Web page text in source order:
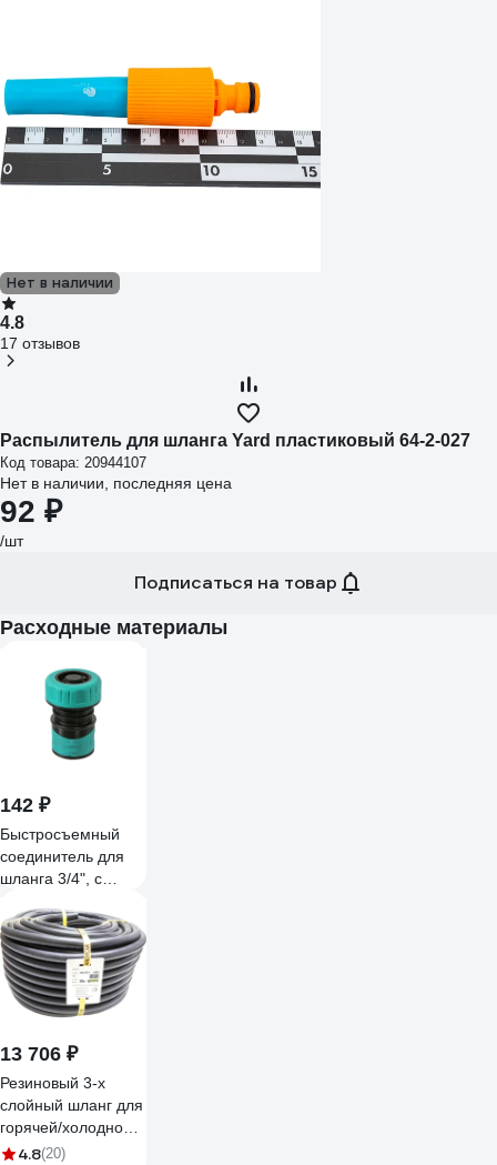
Нет в наличии
4.8
17 отзывов
Распылитель для шланга Yard пластиковый 64-2-027
Код товара: 20944107
Нет в наличии, последняя цена
92 ₽
/шт
Подписаться на товар
Расходные материалы
142 ₽
Быстросъемный
соединитель для
шланга 3/4", с
3015-21-3/4ASPR
13 706 ₽
Резиновый 3-х
слойный шланг для
горячей/холодной
воды Andycar 20
4.8(20)